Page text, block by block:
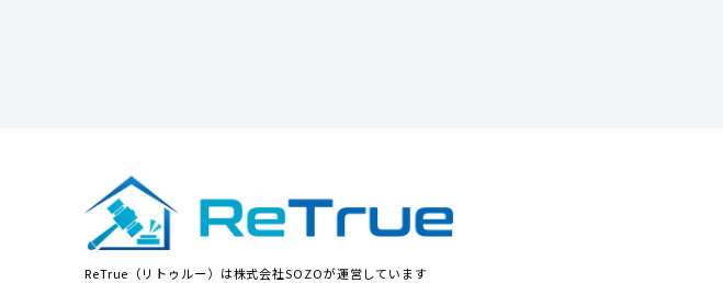
ReTrue（リトゥルー）は株式会社SOZOが運営しています